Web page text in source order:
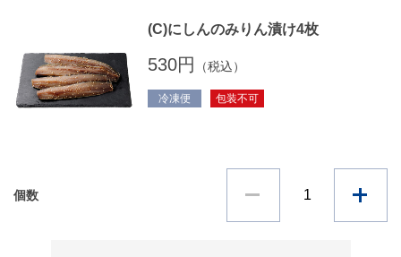
(C)にしんのみりん漬け4枚
530円 （税込）
冷凍便 包装不可
個数